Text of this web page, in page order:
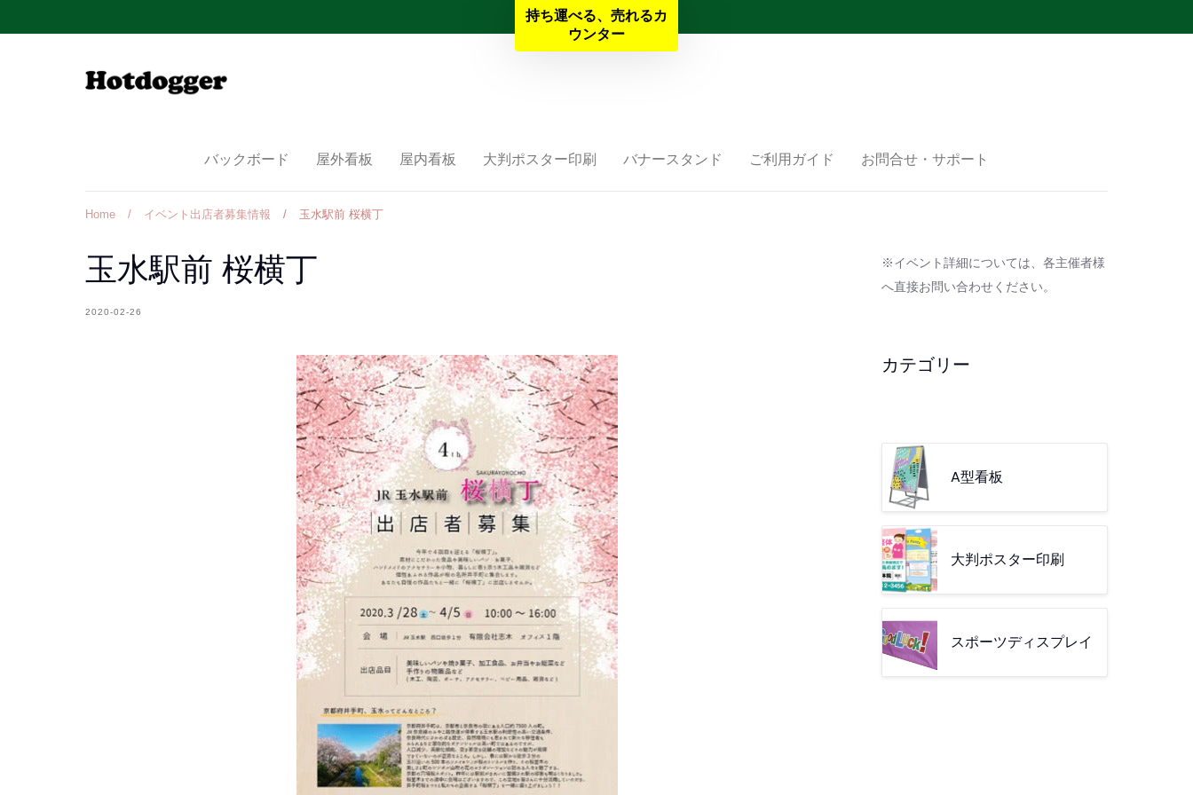
to
夏季休業と納期のお知らせ
バックボード 屋外看板 屋内看板 大判ポスター印刷 バナースタンド ご利用ガイド お問合せ・サポート
Home / イベント出店者募集情報 / 玉水駅前 桜横丁
玉水駅前 桜横丁
2020-02-26
※イベント詳細については、各主催者様
へ直接お問い合わせください。
カテゴリー
A型看板
大判ポスター印刷
スポーツディスプレイ
持ち運べる、売れるカ
ウンター